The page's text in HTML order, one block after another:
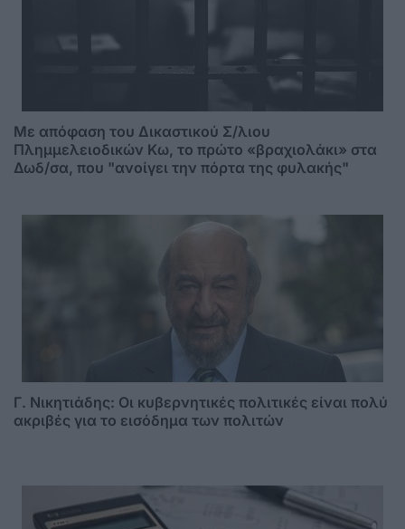
Mε απόφαση του Δικαστικού Σ/λιου
Πλημμελειοδικών Κω, το πρώτο «βραχιολάκι» στα
Δωδ/σα, που "ανοίγει την πόρτα της φυλακής"
Γ. Νικητιάδης: Οι κυβερνητικές πολιτικές είναι πολύ
ακριβές για το εισόδημα των πολιτών